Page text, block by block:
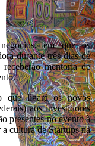
em que os
durante três dias de
mentoria de
que ligará os novos
aos investidores
presentes no evento à
cultura de Startups na